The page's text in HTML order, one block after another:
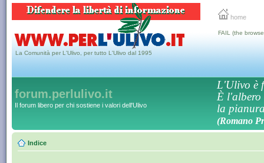
home
La Comunità per L'Ulivo, per tutto L'Ulivo dal 1995
FAIL (the
forum.perlulivo.it
Il forum libero per chi sostiene i valori dell'Ulivo
L'Ulivo è
È l'albero
la
(Romano
Indice